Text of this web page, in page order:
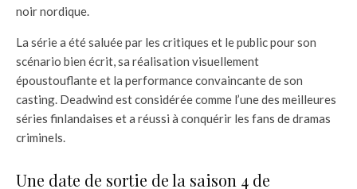
noir nordique.
La série a été saluée par les critiques et le public pour son
scénario bien écrit, sa réalisation visuellement
époustouflante et la performance convaincante de son
casting. Deadwind est considérée comme l’une des meilleures
séries finlandaises et a réussi à conquérir les fans de dramas
criminels.
Une date de sortie de la saison 4 de